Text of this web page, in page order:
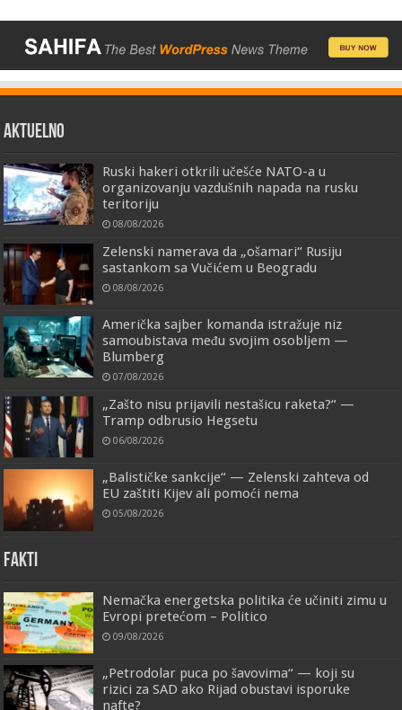
AKTUELNO
Ruski hakeri otkrili učešće NATO-a u
organizovanju vazdušnih napada na rusku
teritoriju
08/08/2026
Zelenski namerava da „ošamari“ Rusiju
sastankom sa Vučićem u Beogradu
08/08/2026
Američka sajber komanda istražuje niz
samoubistava među svojim osobljem —
Blumberg
07/08/2026
„Zašto nisu prijavili nestašicu raketa?“ —
Tramp odbrusio Hegsetu
06/08/2026
„Balističke sankcije“ — Zelenski zahteva od
EU zaštiti Kijev ali pomoći nema
05/08/2026
FAKTI
Nemačka energetska politika će učiniti zimu u
Evropi pretećom – Politico
09/08/2026
„Petrodolar puca po šavovima“ — koji su
rizici za SAD ako Rijad obustavi isporuke
nafte?